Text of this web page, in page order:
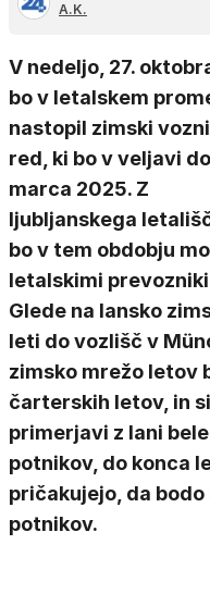
A.K.
V nedeljo, 27.
bo v letalskem
nastopil zimski vozni
red, ki bo v veljavi
marca 2025. Z
ljubljanskega
bo v tem obdobju
letalskimi
Glede na lansko
leti do vozlišč v
zimsko mrežo letov
čarterskih letov, in
primerjavi z lani
potnikov, do konca
pričakujejo, da
potnikov.